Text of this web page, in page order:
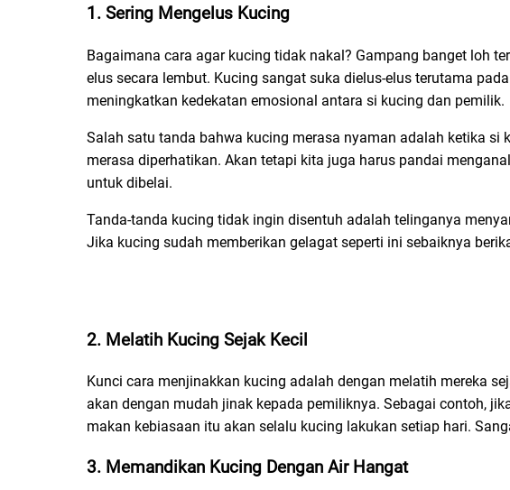
1. Sering Mengelus Kucing
Bagaimana cara agar kucing tidak nakal? Gampang banget loh
elus secara lembut. Kucing sangat suka dielus-elus terutama
meningkatkan kedekatan emosional antara si kucing dan pemilik.
Salah satu tanda bahwa kucing merasa nyaman adalah ketika
merasa diperhatikan. Akan tetapi kita juga harus pandai
untuk dibelai.
Tanda-tanda kucing tidak ingin disentuh adalah telinganya
Jika kucing sudah memberikan gelagat seperti ini sebaiknya
2. Melatih Kucing Sejak Kecil
Kunci cara menjinakkan kucing adalah dengan melatih mereka
akan dengan mudah jinak kepada pemiliknya. Sebagai contoh,
makan kebiasaan itu akan selalu kucing lakukan setiap hari.
3. Memandikan Kucing Dengan Air Hangat